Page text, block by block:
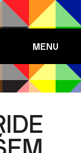
MENU